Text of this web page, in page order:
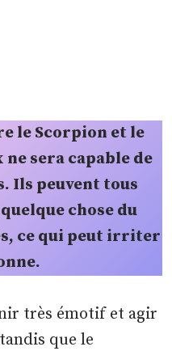
le Scorpion et le
ne sera capable de
Ils peuvent tous
chose du
ce qui peut irriter
très émotif et agir
que le